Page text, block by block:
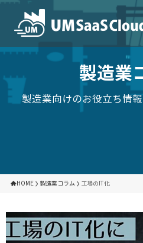
製造業
製造業向けのお役立ち情
HOME 製造業コラム 工場のIT化